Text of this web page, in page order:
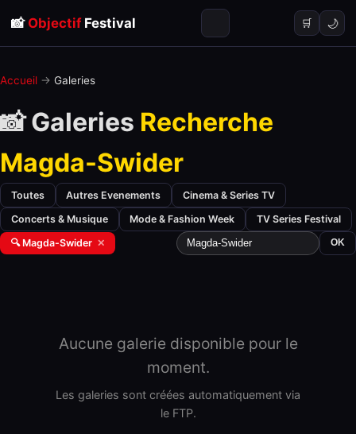
📸 ObjectifFestival 🛒 🌙
Accueil → Galeries
📸 Galeries Recherche
Magda-Swider
Toutes Autres Evenements Cinema & Series TV
Concerts & Musique Mode & Fashion Week TV Series Festival
🔍 Magda-Swider ✕ OK
Aucune galerie disponible pour le
moment.
Les galeries sont créées automatiquement via
le FTP.